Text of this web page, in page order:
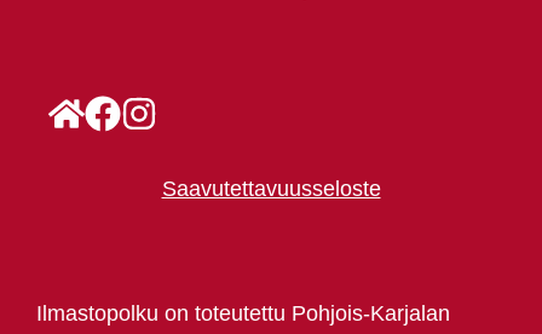
Saavutettavuusseloste
Ilmastopolku on toteutettu Pohjois-Karjalan